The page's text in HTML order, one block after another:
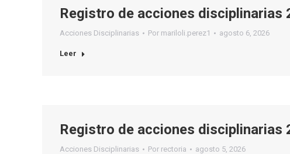
Registro de acciones disciplinarias
Acciones Disciplinarias Por mariloli.perez1 agosto 6, 2026
Leer
Registro de acciones disciplinarias
Acciones Disciplinarias Por rectoria agosto 5, 2026